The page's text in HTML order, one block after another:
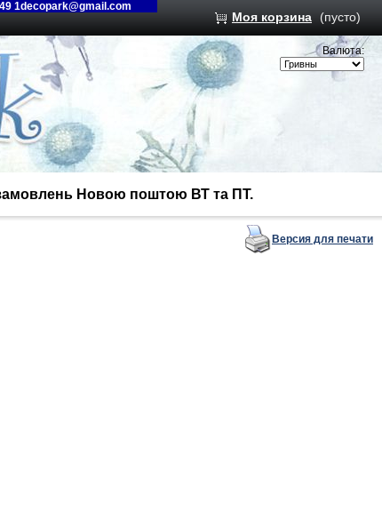
1decopark@gmail.com
Моя корзина (пусто)
Валюта:
замовлень Новою поштою ВТ та ПТ.
Версия для печати